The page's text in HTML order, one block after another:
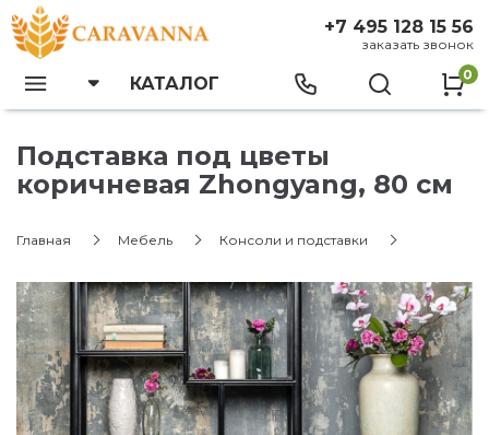
+7 495 128 15 56
заказать звонок
КАТАЛОГ 0
Подставка под цветы
коричневая Zhongyang, 80 см
Главная Мебель Консоли и подставки